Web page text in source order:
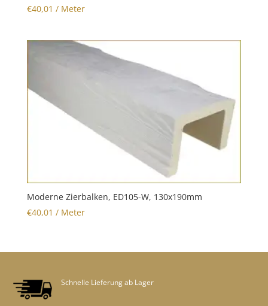
€40,01 / Meter
Moderne Zierbalken, ED105-W, 130x190mm
€40,01 / Meter
Schnelle Lieferung ab Lager